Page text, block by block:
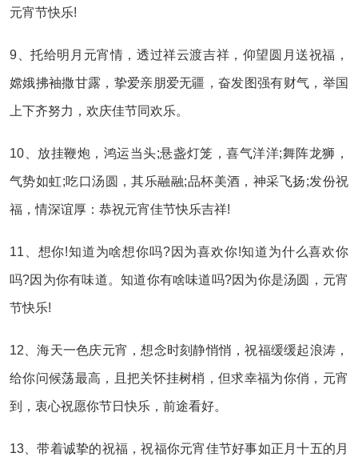
元宵节快乐!
9、托给明月元宵情，透过祥云渡吉祥，仰望圆月送祝福，
嫦娥拂袖撒甘露，挚爱亲朋爱无疆，奋发图强有财气，举国
上下齐努力，欢庆佳节同欢乐。
10、放挂鞭炮，鸿运当头;悬盏灯笼，喜气洋洋;舞阵龙狮，
气势如虹;吃口汤圆，其乐融融;品杯美酒，神采飞扬;发份祝
福，情深谊厚：恭祝元宵佳节快乐吉祥!
11、想你!知道为啥想你吗?因为喜欢你!知道为什么喜欢你
吗?因为你有味道。知道你有啥味道吗?因为你是汤圆，元宵
节快乐!
12、海天一色庆元宵，想念时刻静悄悄，祝福缓缓起浪涛，
给你问候荡最高，且把关怀挂树梢，但求幸福为你俏，元宵
到，衷心祝愿你节日快乐，前途看好。
13、带着诚挚的祝福，祝福你元宵佳节好事如正月十五的月